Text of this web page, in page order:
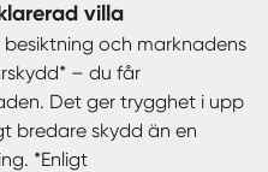
visning .
villa
och marknadens
– du får
Det ger trygghet i upp
bredare skydd än en
*Enligt